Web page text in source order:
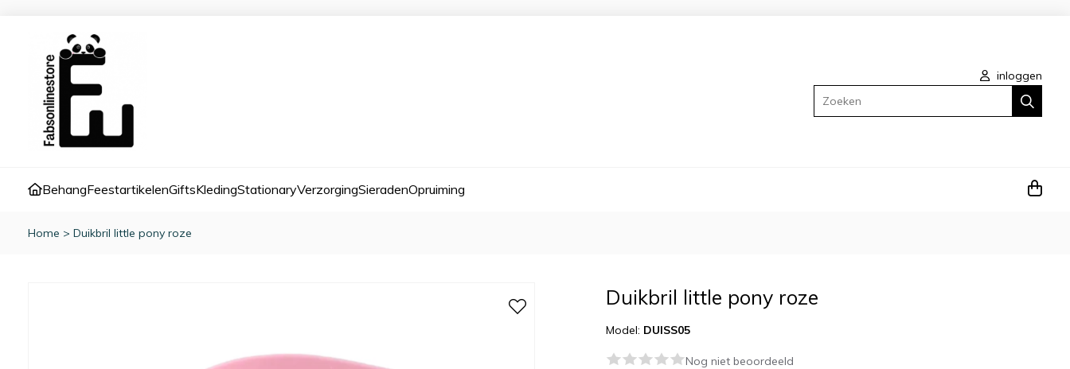
inloggen
Zoeken
BehangFeestartikelenGiftsKledingStationaryVerzorgingSieradenOpruiming
Home > Duikbril little pony roze
Duikbril little pony roze
Model: DUISS05
Nog niet beoordeeld